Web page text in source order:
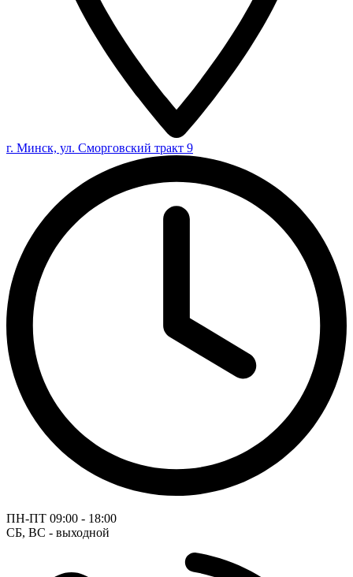
г. Минск, ул. Сморговский тракт 9
ПН-ПТ 09:00 - 18:00
СБ, ВС - выходной